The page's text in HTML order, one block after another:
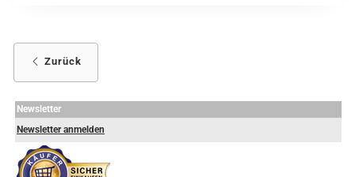
Zurück
Newsletter
Newsletter anmelden